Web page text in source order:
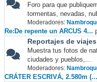
Foro para que
tormentas, nevadas,
Moderadores:
Re:De repente un ARCUS 4...
Reportajes de
Muestra tus fotos de
ciudades y pueblos,...
Moderadores:
CRÁTER ESCRIVÁ, 2.580m (...